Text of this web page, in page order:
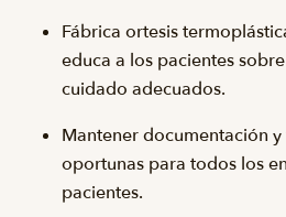
Fábrica ortesis
educa a los pacientes
cuidado adecuados.
Mantener documentación
oportunas para todos los
pacientes.